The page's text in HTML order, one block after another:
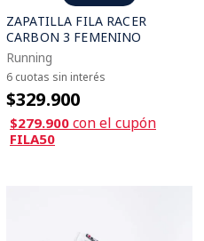
ZAPATILLA FILA RACER
CARBON 3 FEMENINO
Running
6 cuotas sin interés
$329.900
$279.900 con el cupón
FILA50